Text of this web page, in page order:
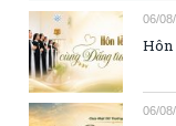
06/
Hôn
06/